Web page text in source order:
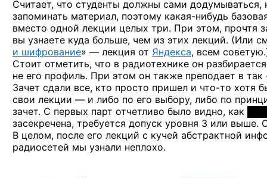
Считает, что студенты должны сами додумываться,
запоминать материал, поэтому какая-нибудь
вместо одной лекции целых три. При этом, прочтя
вы узнаете куда больше, чем из этих лекций. (Или
и шифрование» — лекция от Яндекса, всем
Стоит отметить, что в радиотехнике он
не его профиль. При этом он также преподает в
Зачет сдали все, кто просто пришел и что-то хотя
свои лекции — и либо по его выбору, либо по
зачет. С первых парт отчетливо было видно, как
засекречена, требуется допуск уровня 3 или выше.
В целом, после его лекций с кучей абстрактной
радиосетей мы узнали неплохо.